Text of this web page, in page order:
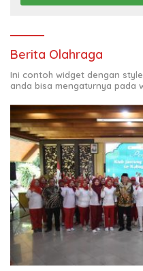
Berita Olahraga
Ini contoh widget dengan
anda bisa mengaturnya pada